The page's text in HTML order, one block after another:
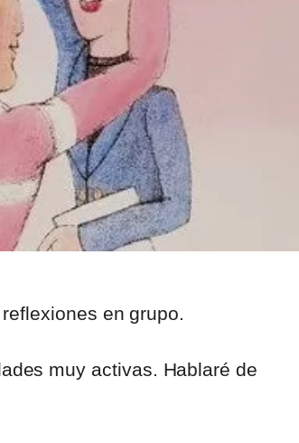
en grupo.
muy activas. Hablaré de